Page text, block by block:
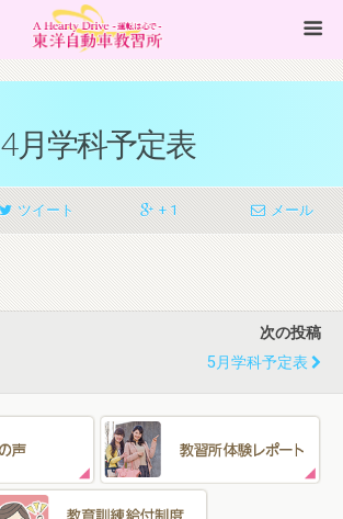
4月学科予定表
ツイート + 1 メール
次の投稿
5月学科予定表